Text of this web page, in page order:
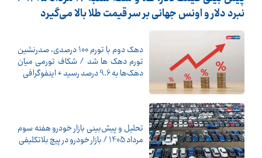
نبرد دلار و اونس جهانی بر سر قیمت طلا بالا می‌گیرد
دهک دوم با تورم 100 درصدی، صدرنشین
تورم دهک ها شد / شکاف تورمی میان
دهک‌ها به 9.6 درصد رسید + اینفوگرافی
تحلیل و پیش‌بینی بازار خودرو هفته سوم
مرداد 1405 / بازار خودرو در پیچ بلاتکلیفی